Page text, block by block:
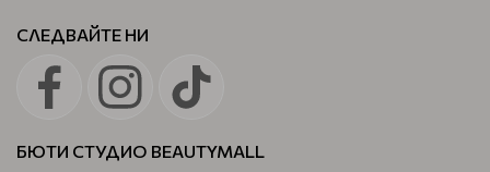
СЛЕДВАЙТЕ НИ
БЮТИ СТУДИО BEAUTYMALL